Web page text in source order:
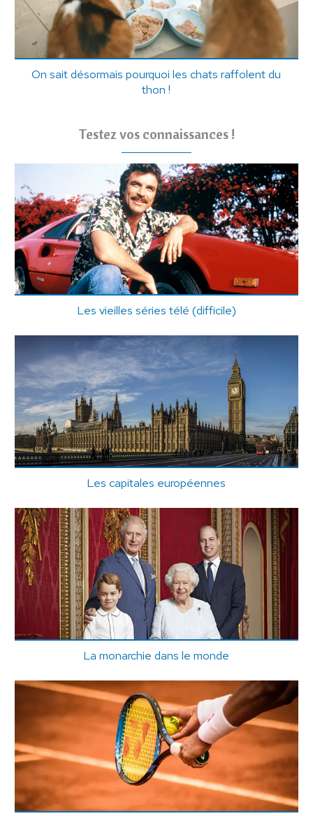
On sait désormais pourquoi les chats raffolent du
thon !
Testez vos connaissances !
Les vieilles séries télé (difficile)
Les capitales européennes
La monarchie dans le monde